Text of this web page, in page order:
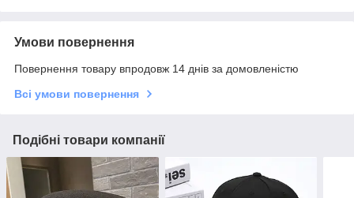
Умови повернення
Повернення товару впродовж 14 днів за домовленістю
Всі умови повернення
Подібні товари компанії